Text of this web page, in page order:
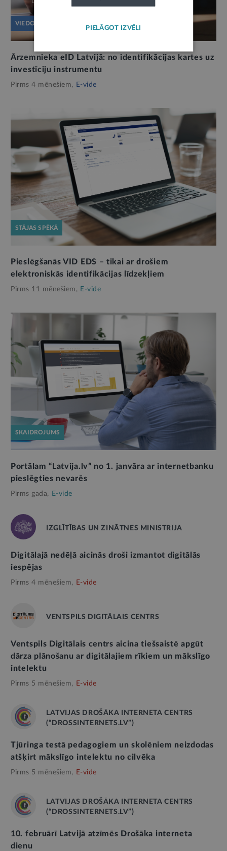
VIEDOKLIS
Ārzemnieka eID Latvijā: no identifikācijas kartes uz
investīciju instrumentu
Pirms 4 mēnešiem, E-vide
STĀJAS SPĒKĀ
Pieslēgšanās VID EDS – tikai ar drošiem
elektroniskās identifikācijas līdzekļiem
Pirms 11 mēnešiem, E-vide
SKAIDROJUMS
Portālam “Latvija.lv” no 1. janvāra ar internetbanku
pieslēgties nevarēs
Pirms gada, E-vide
IZGLĪTĪBAS UN ZINĀTNES MINISTRIJA
Digitālajā nedēļā aicinās droši izmantot digitālās
iespējas
Pirms 4 mēnešiem, E-vide
VENTSPILS DIGITĀLAIS CENTRS
Ventspils Digitālais centrs aicina tiešsaistē apgūt
dārza plānošanu ar digitālajiem rīkiem un mākslīgo
intelektu
Pirms 5 mēnešiem, E-vide
LATVIJAS DROŠĀKA INTERNETA CENTRS
(“DROSSINTERNETS.LV”)
Tjūringa testā pedagogiem un skolēniem neizdodas
atšķirt mākslīgo intelektu no cilvēka
Pirms 5 mēnešiem, E-vide
LATVIJAS DROŠĀKA INTERNETA CENTRS
(“DROSSINTERNETS.LV”)
10. februārī Latvijā atzīmēs Drošāka interneta
dienu
PIELĀGOT IZVĒLI